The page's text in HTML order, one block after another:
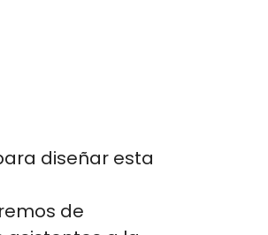
diseñar esta
de